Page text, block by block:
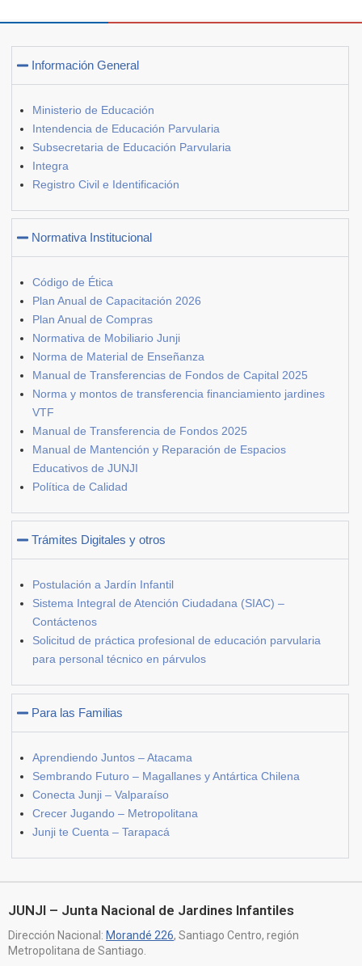
Información General
Ministerio de Educación
Intendencia de Educación Parvularia
Subsecretaria de Educación Parvularia
Integra
Registro Civil e Identificación
Normativa Institucional
Código de Ética
Plan Anual de Capacitación 2026
Plan Anual de Compras
Normativa de Mobiliario Junji
Norma de Material de Enseñanza
Manual de Transferencias de Fondos de Capital 2025
Norma y montos de transferencia financiamiento jardines
VTF
Manual de Transferencia de Fondos 2025
Manual de Mantención y Reparación de Espacios
Educativos de JUNJI
Política de Calidad
Trámites Digitales y otros
Postulación a Jardín Infantil
Sistema Integral de Atención Ciudadana (SIAC) –
Contáctenos
Solicitud de práctica profesional de educación parvularia
para personal técnico en párvulos
Para las Familias
Aprendiendo Juntos – Atacama
Sembrando Futuro – Magallanes y Antártica Chilena
Conecta Junji – Valparaíso
Crecer Jugando – Metropolitana
Junji te Cuenta – Tarapacá
JUNJI – Junta Nacional de Jardines Infantiles
Dirección Nacional: Morandé 226, Santiago Centro, región
Metropolitana de Santiago.